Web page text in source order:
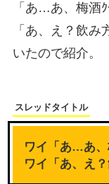
「あ…あ、梅酒
「あ、え？飲
いたので紹介。
スレッドタイトル
ワイ「あ…あ、
ワイ「あ、え